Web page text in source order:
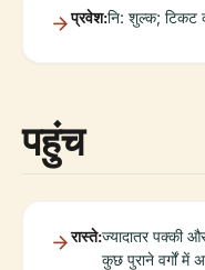
प्रवेश:नि: शुल्क; टिकट
पहुंच
रास्ते:ज्यादातर पक्की
कुछ पुराने वर्गों